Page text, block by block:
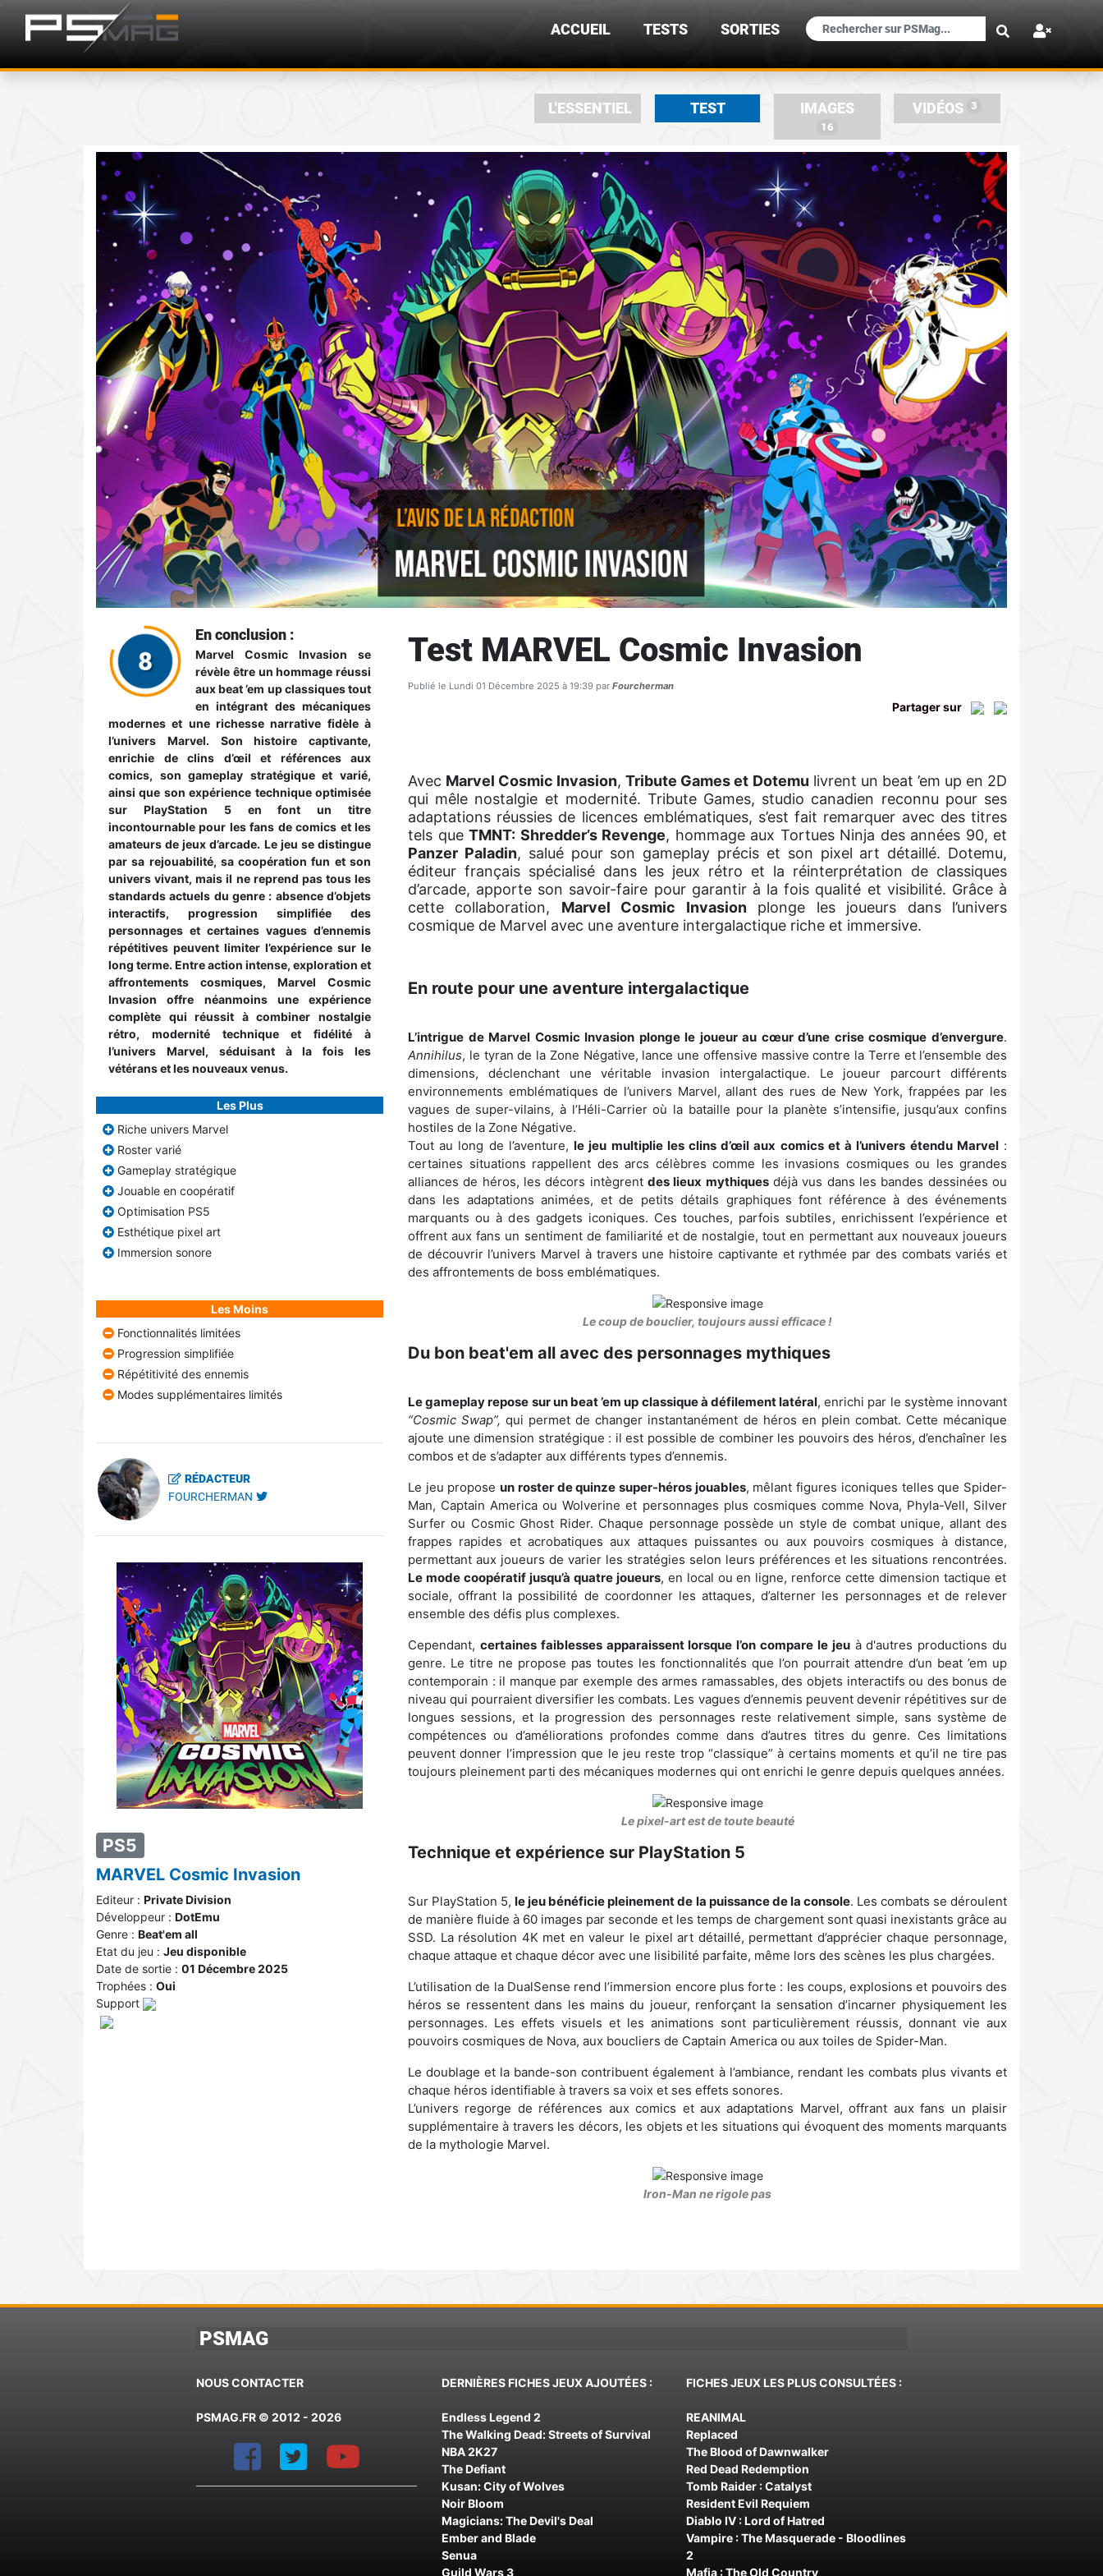
×
ACCUEIL TESTS SORTIES
L'ESSENTIEL TEST IMAGES
16
VIDÉOS 3
En conclusion :
Marvel Cosmic Invasion se
révèle être un hommage réussi
aux beat ’em up classiques tout
en intégrant des mécaniques
modernes et une richesse narrative fidèle à
l’univers Marvel. Son histoire captivante,
enrichie de clins d’œil et références aux
comics, son gameplay stratégique et varié,
ainsi que son expérience technique optimisée
sur PlayStation 5 en font un titre
incontournable pour les fans de comics et les
amateurs de jeux d’arcade. Le jeu se distingue
par sa rejouabilité, sa coopération fun et son
univers vivant, mais il ne reprend pas tous les
standards actuels du genre : absence d’objets
interactifs, progression simplifiée des
personnages et certaines vagues d’ennemis
répétitives peuvent limiter l’expérience sur le
long terme. Entre action intense, exploration et
affrontements cosmiques, Marvel Cosmic
Invasion offre néanmoins une expérience
complète qui réussit à combiner nostalgie
rétro, modernité technique et fidélité à
l’univers Marvel, séduisant à la fois les
vétérans et les nouveaux venus.
Les Plus
Riche univers Marvel
Roster varié
Gameplay stratégique
Jouable en coopératif
Optimisation PS5
Esthétique pixel art
Immersion sonore
Les Moins
Fonctionnalités limitées
Progression simplifiée
Répétitivité des ennemis
Modes supplémentaires limités
RÉDACTEUR
FOURCHERMAN
PS5
MARVEL Cosmic Invasion
Editeur : Private Division
Développeur : DotEmu
Genre : Beat'em all
Etat du jeu : Jeu disponible
Date de sortie : 01 Décembre 2025
Trophées : Oui
Support
Test MARVEL Cosmic Invasion
Publié le Lundi 01 Décembre 2025 à 19:39 par Fourcherman
Partager sur
Avec Marvel Cosmic Invasion,Tribute Games et Dotemu livrent un beat ’em up en 2D
qui mêle nostalgie et modernité. Tribute Games, studio canadien reconnu pour ses
adaptations réussies de licences emblématiques, s’est fait remarquer avec des titres
tels que TMNT: Shredder’s Revenge, hommage aux Tortues Ninja des années 90, et
Panzer Paladin, salué pour son gameplay précis et son pixel art détaillé. Dotemu,
éditeur français spécialisé dans les jeux rétro et la réinterprétation de classiques
d’arcade, apporte son savoir-faire pour garantir à la fois qualité et visibilité. Grâce à
cette collaboration, Marvel Cosmic Invasionplonge les joueurs dans l’univers
cosmique de Marvel avec une aventure intergalactique riche et immersive.
En route pour une aventure intergalactique
L’intrigue de Marvel Cosmic Invasion plonge le joueur au cœur d’une crise cosmique d’envergure.
Annihilus, le tyran de la Zone Négative, lance une offensive massive contre la Terre et l’ensemble des
dimensions, déclenchant une véritable invasion intergalactique. Le joueur parcourt différents
environnements emblématiques de l’univers Marvel, allant des rues de New York, frappées par les
vagues de super-vilains, à l’Héli-Carrier où la bataille pour la planète s’intensifie, jusqu’aux confins
hostiles de la Zone Négative.
Tout au long de l’aventure,le jeu multiplie les clins d’œil aux comics et à l’univers étendu Marvel:
certaines situations rappellent des arcs célèbres comme les invasions cosmiques ou les grandes
alliances de héros, les décors intègrent des lieux mythiquesdéjà vus dans les bandes dessinées ou
dans les adaptations animées, et de petits détails graphiques font référence à des événements
marquants ou à des gadgets iconiques. Ces touches, parfois subtiles, enrichissent l’expérience et
offrent aux fans un sentiment de familiarité et de nostalgie, tout en permettant aux nouveaux joueurs
de découvrir l’univers Marvel à travers une histoire captivante et rythmée par des combats variés et
des affrontements de boss emblématiques.
Le coup de bouclier, toujours aussi efficace !
Du bon beat'em all avec des personnages mythiques
Le gameplay repose sur un beat ’em up classique à défilement latéral, enrichi par le système innovant
“Cosmic Swap”, qui permet de changer instantanément de héros en plein combat. Cette mécanique
ajoute une dimension stratégique : il est possible de combiner les pouvoirs des héros, d’enchaîner les
combos et de s’adapter aux différents types d’ennemis.
Le jeu proposeun roster de quinze super-héros jouables, mêlant figures iconiques telles que Spider-
Man, Captain America ou Wolverine et personnages plus cosmiques comme Nova, Phyla-Vell, Silver
Surfer ou Cosmic Ghost Rider. Chaque personnage possède un style de combat unique, allant des
frappes rapides et acrobatiques aux attaques puissantes ou aux pouvoirs cosmiques à distance,
permettant aux joueurs de varier les stratégies selon leurs préférences et les situations rencontrées.
Le mode coopératif jusqu’à quatre joueurs, en local ou en ligne, renforce cette dimension tactique et
sociale, offrant la possibilité de coordonner les attaques, d’alterner les personnages et de relever
ensemble des défis plus complexes.
Cependant, certaines faiblesses apparaissent lorsque l’on compare le jeuà d'autres productions du
genre. Le titre ne propose pas toutes les fonctionnalités que l’on pourrait attendre d’un beat ’em up
contemporain : il manque par exemple des armes ramassables, des objets interactifs ou des bonus de
niveau qui pourraient diversifier les combats. Les vagues d’ennemis peuvent devenir répétitives sur de
longues sessions, et la progression des personnages reste relativement simple, sans système de
compétences ou d’améliorations profondes comme dans d’autres titres du genre. Ces limitations
peuvent donner l’impression que le jeu reste trop “classique” à certains moments et qu’il ne tire pas
toujours pleinement parti des mécaniques modernes qui ont enrichi le genre depuis quelques années.
Le pixel-art est de toute beauté
Technique et expérience sur PlayStation 5
Sur PlayStation 5,le jeu bénéficie pleinement de la puissance de la console. Les combats se déroulent
de manière fluide à 60 images par seconde et les temps de chargement sont quasi inexistants grâce au
SSD. La résolution 4K met en valeur le pixel art détaillé, permettant d’apprécier chaque personnage,
chaque attaque et chaque décor avec une lisibilité parfaite, même lors des scènes les plus chargées.
L’utilisation de la DualSense rend l’immersion encore plus forte : les coups, explosions et pouvoirs des
héros se ressentent dans les mains du joueur, renforçant la sensation d’incarner physiquement les
personnages. Les effets visuels et les animations sont particulièrement réussis, donnant vie aux
pouvoirs cosmiques de Nova, aux boucliers de Captain America ou aux toiles de Spider-Man.
Le doublage et la bande-son contribuent également à l’ambiance, rendant les combats plus vivants et
chaque héros identifiable à travers sa voix et ses effets sonores.
L’univers regorge de références aux comics et aux adaptations Marvel, offrant aux fans un plaisir
supplémentaire à travers les décors, les objets et les situations qui évoquent des moments marquants
de la mythologie Marvel.
Iron-Man ne rigole pas
PSMAG
NOUS CONTACTER
PSMAG.FR © 2012 - 2026
DERNIÈRES FICHES JEUX AJOUTÉES :
Endless Legend 2
The Walking Dead: Streets of Survival
NBA 2K27
The Defiant
Kusan: City of Wolves
Noir Bloom
Magicians: The Devil's Deal
Ember and Blade
Senua
Guild Wars 3
FICHES JEUX LES PLUS CONSULTÉES :
REANIMAL
Replaced
The Blood of Dawnwalker
Red Dead Redemption
Tomb Raider : Catalyst
Resident Evil Requiem
Diablo IV : Lord of Hatred
Vampire : The Masquerade - Bloodlines
2
Mafia : The Old Country